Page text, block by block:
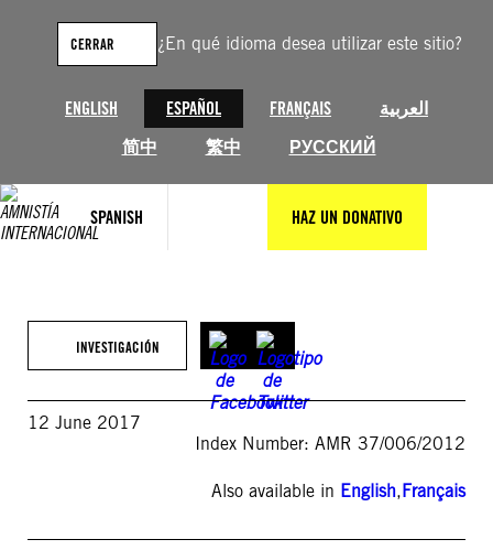
¿En qué idioma desea utilizar este sitio?
ENGLISH ESPAÑOL FRANÇAIS
العربية
简中
繁中 РУССКИЙ
CERRAR
SPANISH HAZ UN DONATIVO
contenido
INVESTIGACIÓN
12 June 2017
Index Number: AMR 37/006/2012
Also available in English,Français